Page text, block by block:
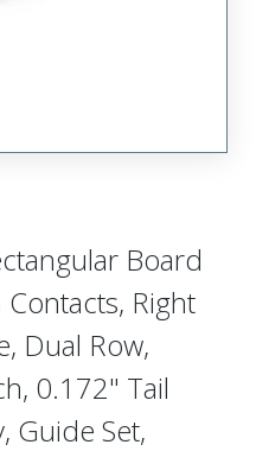
Board
Right
Dual Row,
0.172" Tail
Guide Set,